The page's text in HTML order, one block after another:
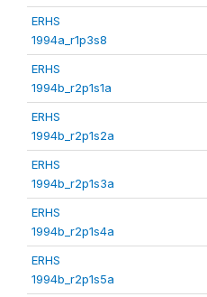
ERHS
1994a_r1p3s8
ERHS
1994b_r2p1s1a
ERHS
1994b_r2p1s2a
ERHS
1994b_r2p1s3a
ERHS
1994b_r2p1s4a
ERHS
1994b_r2p1s5a